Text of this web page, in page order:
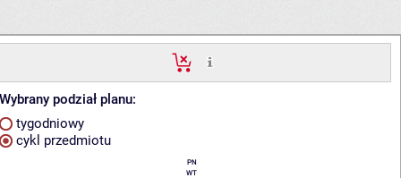
Wybrany podział planu:
tygodniowy
cykl przedmiotu
PN
WT